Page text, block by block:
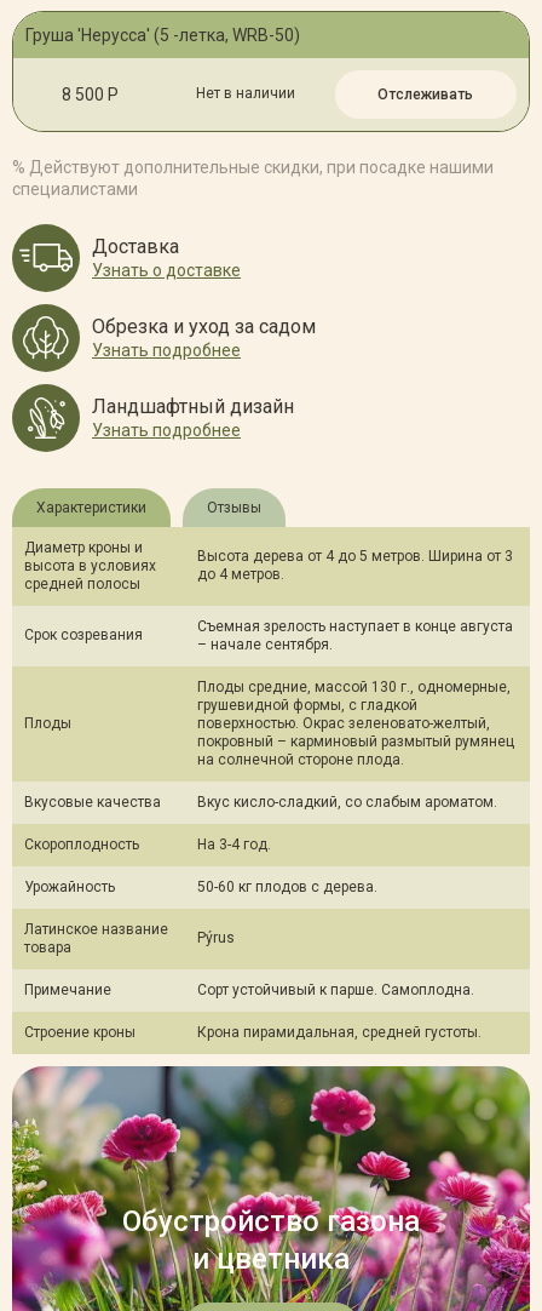
Груша 'Нерусса' (5 -летка, WRB-50)
8 500 Р Нет в наличии Отслеживать
% Действуют дополнительные скидки, при посадке нашими
специалистами
Доставка
Узнать о доставке
Обрезка и уход за садом
Узнать подробнее
Ландшафтный дизайн
Узнать подробнее
Характеристики Отзывы
Диаметр кроны и
высота в условиях
средней полосы
Высота дерева от 4 до 5 метров. Ширина от 3
до 4 метров.
Срок созревания
Съемная зрелость наступает в конце августа
– начале сентября.
Плоды
Плоды средние, массой 130 г., одномерные,
грушевидной формы, с гладкой
поверхностью. Окрас зеленовато-желтый,
покровный – карминовый размытый румянец
на солнечной стороне плода.
Вкусовые качества Вкус кисло-сладкий, со слабым ароматом.
Скороплодность На 3-4 год.
Урожайность 50-60 кг плодов с дерева.
Латинское название
товара
Pýrus
Примечание Сорт устойчивый к парше. Самоплодна.
Строение кроны Крона пирамидальная, средней густоты.
Обустройство газона
и цветника